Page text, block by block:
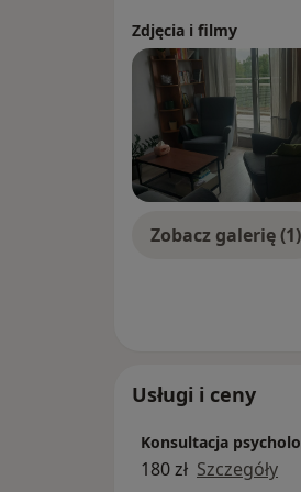
zaburzeniami w
Prowadzę gabinet
***W przypadku
jest w pełni płatna.
Zdjęcia i filmy
Zobacz galerię (1)
Usługi i ceny
Konsultacja
180 zł Szczegóły